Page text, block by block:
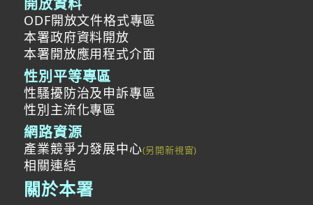
開放資料
ODF開放文件格式專區
本署政府資料開放
本署開放應用程式介面
性別平等專區
性騷擾防治及申訴專區
性別主流化專區
網路資源
產業競爭力發展中心
相關連結
關於本署